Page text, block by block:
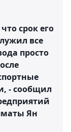
срок его
все
просто
- сообщил
Ян